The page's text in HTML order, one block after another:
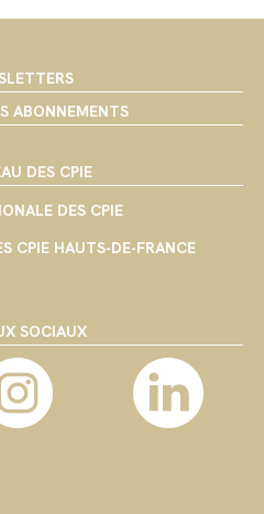
ABONNEMENTS
DES CPIE
DES CPIE
CPIE HAUTS-DE-FRANCE
SOCIAUX